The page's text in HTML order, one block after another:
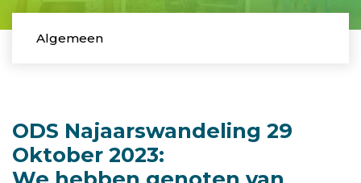
Algemeen
ODS Najaarswandeling 29
Oktober 2023: